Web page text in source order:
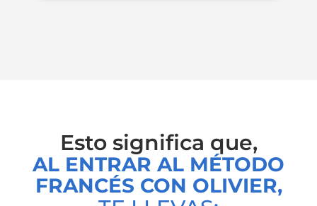
Esto significa que,
AL ENTRAR AL MÉTODO
FRANCÉS CON OLIVIER,